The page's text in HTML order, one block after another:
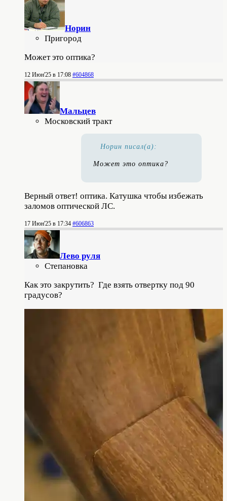
Норин
Пригород
Может это оптика?
12 Июн'25 в 17:08 #604868
Мальцев
Московский тракт
Норин писал(а):
Может это оптика?
Верный ответ! оптика. Катушка чтобы избежать
заломов оптической ЛС.
17 Июн'25 в 17:34 #606863
Лево руля
Степановка
Как это закрутить? Где взять отвертку под 90
градусов?